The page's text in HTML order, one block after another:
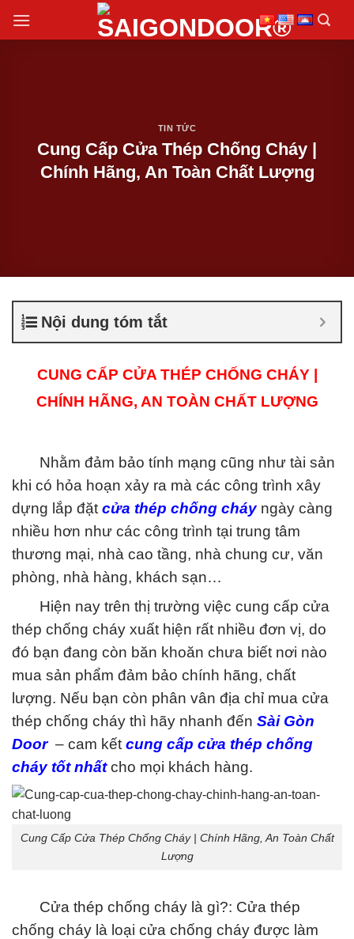
đến
TIN TỨC
Cung Cấp Cửa Thép Chống Cháy |
Chính Hãng, An Toàn Chất Lượng‎
Nội dung tóm tắt
CUNG CẤP CỬA THÉP CHỐNG CHÁY |
CHÍNH HÃNG, AN TOÀN CHẤT LƯỢNG‎
Nhằm đảm bảo tính mạng cũng như tài sản
khi có hỏa hoạn xảy ra mà các công trình xây
dựng lắp đặt cửa thép chống cháyngày càng
nhiều hơn như các công trình tại trung tâm
thương mại, nhà cao tầng, nhà chung cư, văn
phòng, nhà hàng, khách sạn…
Hiện nay trên thị trường việc cung cấp cửa
thép chống cháy xuất hiện rất nhiều đơn vị, do
đó bạn đang còn băn khoăn chưa biết nơi nào
mua sản phẩm đảm bảo chính hãng, chất
lượng. Nếu bạn còn phân vân địa chỉ mua cửa
thép chống cháy thì hãy nhanh đến Sài Gòn
Door – cam kết cung cấp cửa thép chống
cháy tốt nhấtcho mọi khách hàng.
Cung Cấp Cửa Thép Chống Cháy | Chính Hãng, An Toàn Chất
Lượng‎
Cửa thép chống cháy là gì?: Cửa thép
chống cháy là loại cửa chống cháy được làm